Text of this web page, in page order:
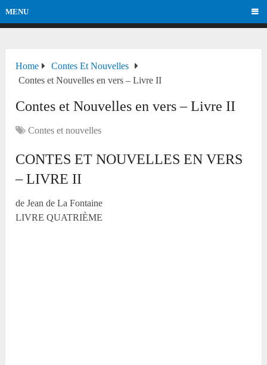
MENU
Home
Contes Et Nouvelles
Contes et Nouvelles en vers – Livre II
Contes et Nouvelles en vers – Livre II
Contes et nouvelles
CONTES ET NOUVELLES EN VERS
– LIVRE II
de Jean de La Fontaine
LIVRE QUATRIÈME